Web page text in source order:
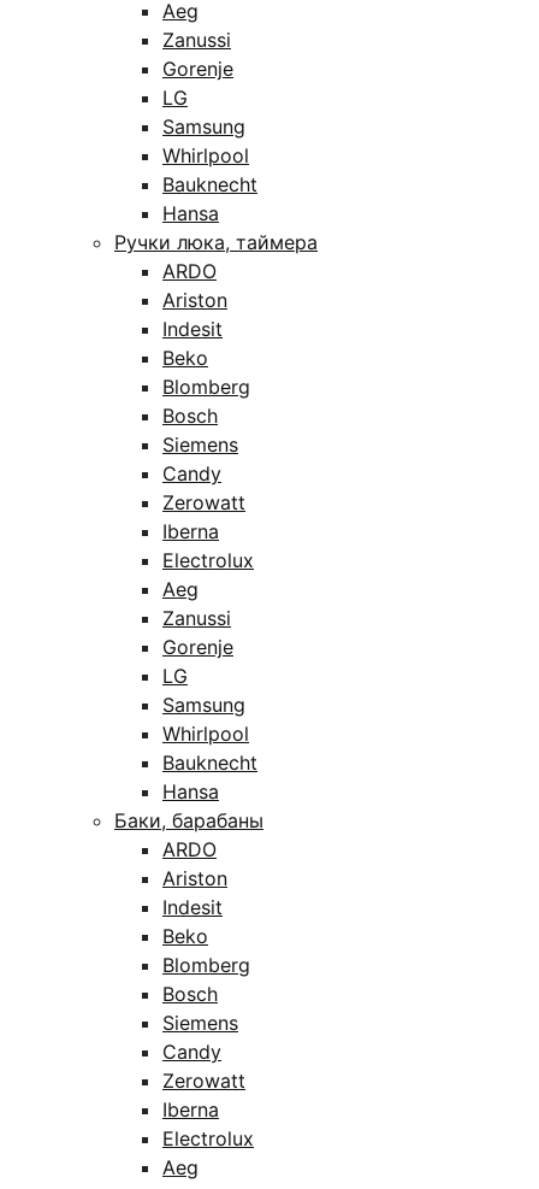
Aeg
Zanussi
Gorenje
LG
Samsung
Whirlpool
Bauknecht
Hansa
Ручки люка, таймера
ARDO
Ariston
Indesit
Beko
Blomberg
Bosch
Siemens
Candy
Zerowatt
Iberna
Electrolux
Aeg
Zanussi
Gorenje
LG
Samsung
Whirlpool
Bauknecht
Hansa
Баки, барабаны
ARDO
Ariston
Indesit
Beko
Blomberg
Bosch
Siemens
Candy
Zerowatt
Iberna
Electrolux
Aeg